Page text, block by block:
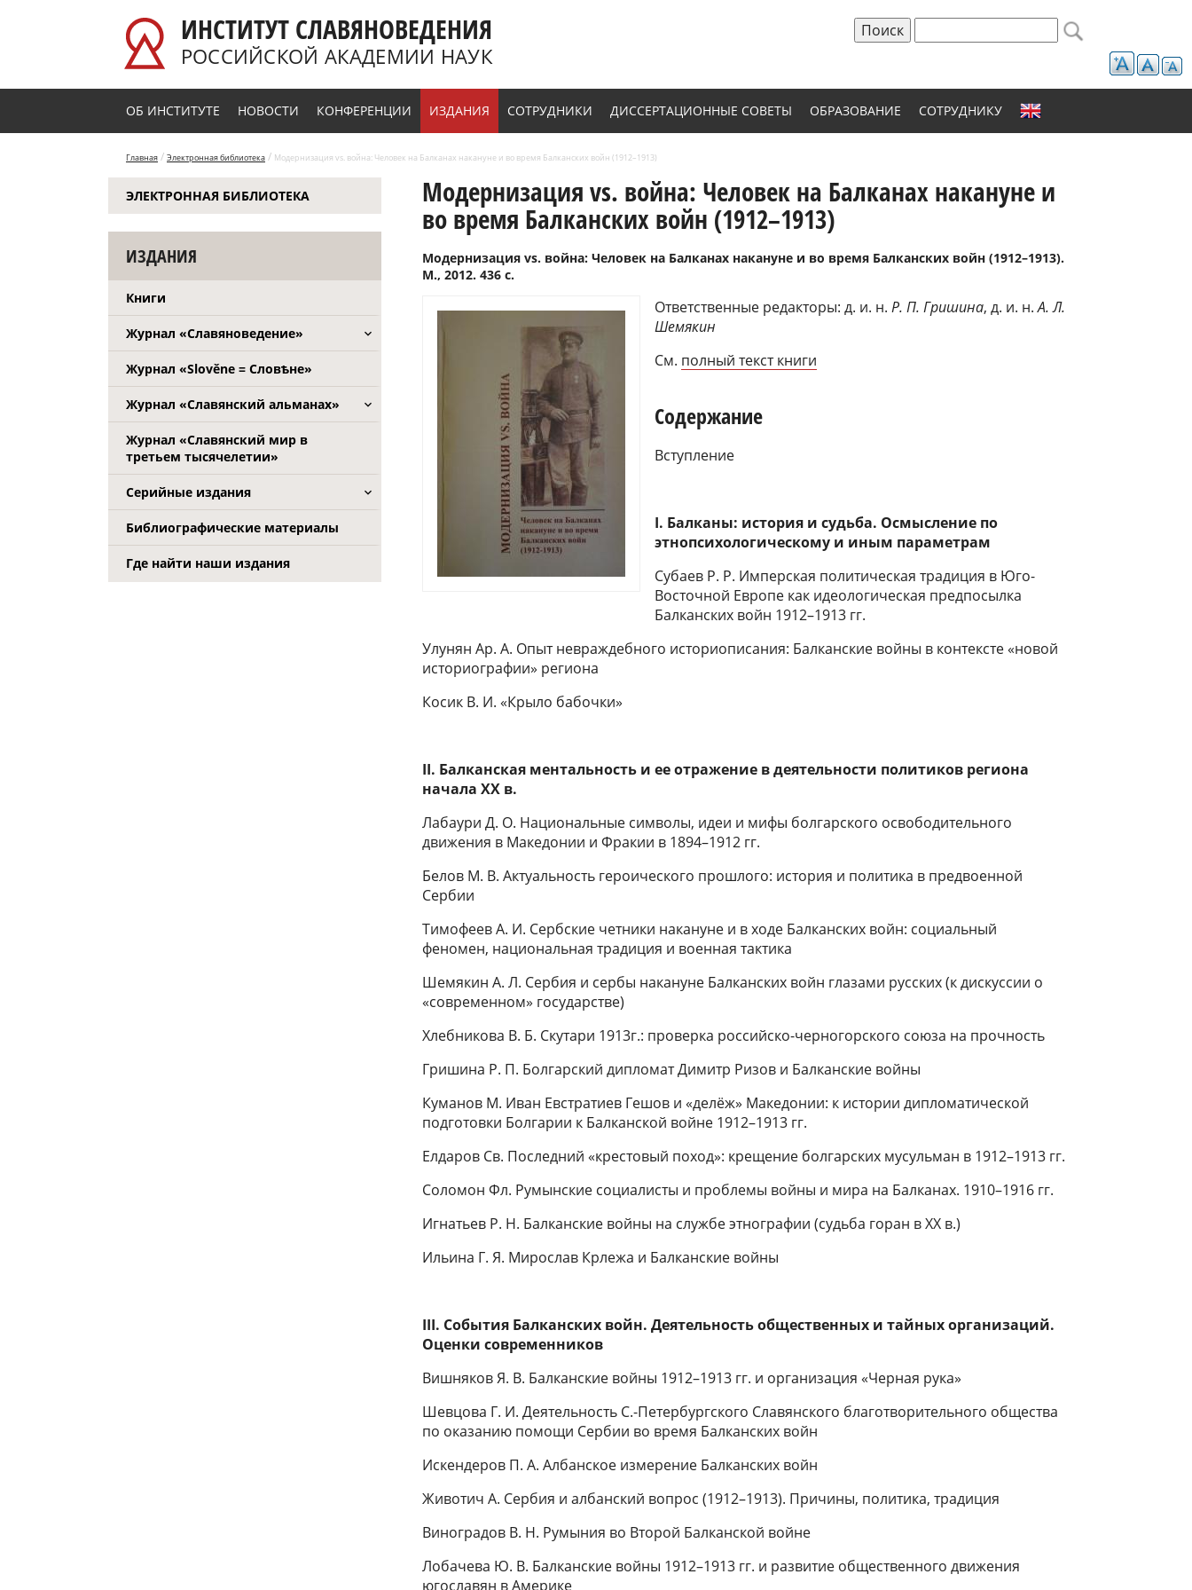
ИНСТИТУТ СЛАВЯНОВЕДЕНИЯ
РОССИЙСКОЙ АКАДЕМИИ НАУК Форма поиска
ОБ ИНСТИТУТЕ НОВОСТИ КОНФЕРЕНЦИИ ИЗДАНИЯ СОТРУДНИКИ ДИССЕРТАЦИОННЫЕ СОВЕТЫ ОБРАЗОВАНИЕ СОТРУДНИКУ
Главная / Электронная библиотека / Модернизация vs. война: Человек на Балканах накануне и во время Балканских войн (1912–1913)
ЭЛЕКТРОННАЯ БИБЛИОТЕКА
ИЗДАНИЯ
Книги
Журнал «Славяноведение»
Журнал «Slověne = Словѣне»
Журнал «Славянский альманах»
Журнал «Славянский мир в
третьем тысячелетии»
Серийные издания
Библиографические материалы
Где найти наши издания
Модернизация vs. война: Человек на Балканах накануне и
во время Балканских войн (1912–1913)
Модернизация vs. война: Человек на Балканах накануне и во время Балканских войн (1912–1913).
М., 2012. 436 с.
Ответственные редакторы: д. и. н. Р. П. Гришина, д. и. н.А. Л.
Шемякин
См. полный текст книги
Содержание
Вступление
I. Балканы: история и судьба. Осмысление по
этнопсихологическому и иным параметрам
Субаев P. P. Имперская политическая традиция в Юго-
Восточной Европе как идеологическая предпосылка
Балканских войн 1912–1913 гг.
Улунян Ар. А. Опыт невраждебного историописания: Балканские войны в контексте «новой
историографии» региона
Косик В. И. «Крыло бабочки»
II. Балканская ментальность и ее отражение в деятельности политиков региона
начала XX в.
Лабаури Д. О. Национальные символы, идеи и мифы болгарского освободительного
движения в Македонии и Фракии в 1894–1912 гг.
Белов М. В. Актуальность героического прошлого: история и политика в предвоенной
Сербии
Тимофеев А. И. Сербские четники накануне и в ходе Балканских войн: социальный
феномен, национальная традиция и военная тактика
Шемякин А. Л. Сербия и сербы накануне Балканских войн глазами русских (к дискуссии о
«современном» государстве)
Хлебникова В. Б. Скутари 1913г.: проверка российско-черногорского союза на прочность
Гришина Р. П. Болгарский дипломат Димитр Ризов и Балканские войны
Куманов M. Иван Евстратиев Гешов и «делёж» Македонии: к истории дипломатической
подготовки Болгарии к Балканской войне 1912–1913 гг.
Елдаров Св. Последний «крестовый поход»: крещение болгарских мусульман в 1912–1913 гг.
Соломон Фл. Румынские социалисты и проблемы войны и мира на Балканах. 1910–1916 гг.
Игнатьев Р. Н. Балканские войны на службе этнографии (судьба горан в XX в.)
Ильина Г. Я. Мирослав Крлежа и Балканские войны
III. События Балканских войн. Деятельность общественных и тайных организаций.
Оценки современников
Вишняков Я. В. Балканские войны 1912–1913 гг. и организация «Черная рука»
Шевцова Г. И. Деятельность С.-Петербургского Славянского благотворительного общества
по оказанию помощи Сербии во время Балканских войн
Искендеров П. А. Албанское измерение Балканских войн
Животич А. Сербия и албанский вопрос (1912–1913). Причины, политика, традиция
Виноградов В. Н. Румыния во Второй Балканской войне
Лобачева Ю. В. Балканские войны 1912–1913 гг. и развитие общественного движения
югославян в Америке